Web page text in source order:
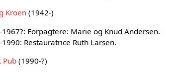
Kroen(1942-)
1967?: Forpagtere: Marie og Knud Andersen.
Restauratrice Ruth Larsen.
Pub(1990-?)